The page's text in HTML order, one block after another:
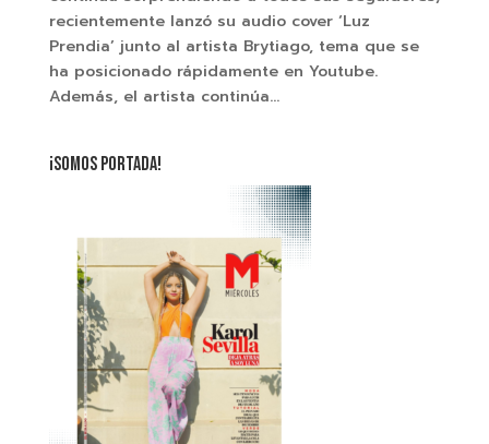
recientemente lanzó su audio cover ‘Luz
Prendia’ junto al artista Brytiago, tema que se
ha posicionado rápidamente en Youtube.
Además, el artista continúa...
¡SOMOS PORTADA!